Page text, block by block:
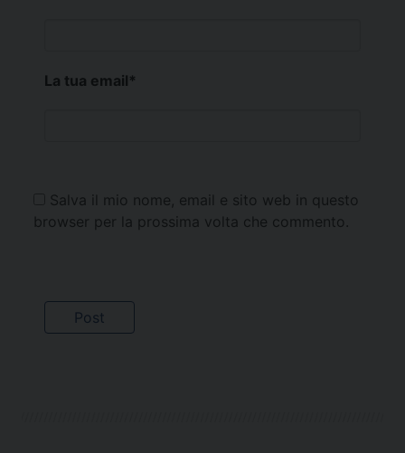
La tua email*
Salva il mio nome, email e sito web in questo
browser per la prossima volta che commento.